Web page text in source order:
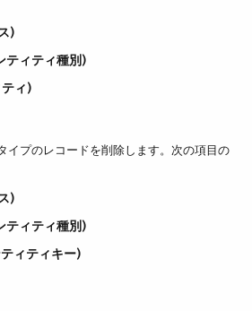
)
ィティ種別)
ィ)
イプのレコードを削除します。次の項目の
)
ィティ種別)
ィティキー)